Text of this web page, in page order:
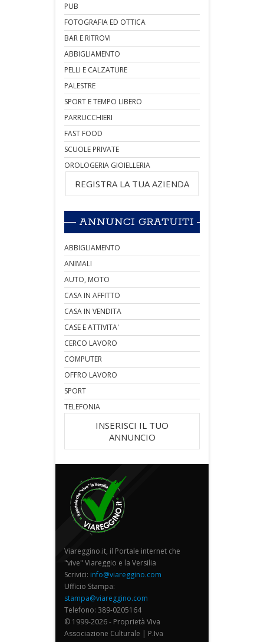
PUB
FOTOGRAFIA ED OTTICA
BAR E RITROVI
ABBIGLIAMENTO
PELLI E CALZATURE
PALESTRE
SPORT E TEMPO LIBERO
PARRUCCHIERI
FAST FOOD
SCUOLE PRIVATE
OROLOGERIA GIOIELLERIA
REGISTRA LA TUA AZIENDA
ANNUNCI GRATUITI
ABBIGLIAMENTO
ANIMALI
AUTO, MOTO
CASA IN AFFITTO
CASA IN VENDITA
CASE E ATTIVITA'
CERCO LAVORO
COMPUTER
OFFRO LAVORO
SPORT
TELEFONIA
INSERISCI IL TUO
ANNUNCIO
Viareggino.it, il Portale internet che
"vive" Viareggio e la Versilia
Scrivici: info@viareggino.com
Ufficio Stampa:
stampa@viareggino.com
Telefono: 389-0205164
© 1999-2026 - Proprietà Viva
Associazione Culturale | P.Iva